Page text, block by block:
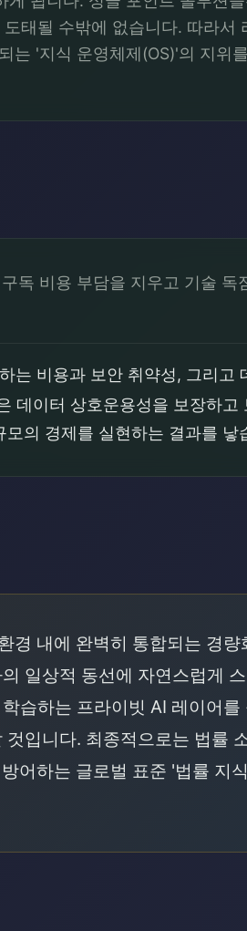
태될 수밖에 없습니다. 따라서
는 '지식 운영체제(OS)'의 지위
독 비용 부담을 지우고 기술 독
는 비용과 보안 취약성, 그리고
데이터 상호운용성을 보장하고
의 경제를 실현하는 결과를 낳
경 내에 완벽히 통합되는 경
일상적 동선에 자연스럽게
습하는 프라이빗 AI 레이어를
입니다. 최종적으로는 법률
어하는 글로벌 표준 '법률 지